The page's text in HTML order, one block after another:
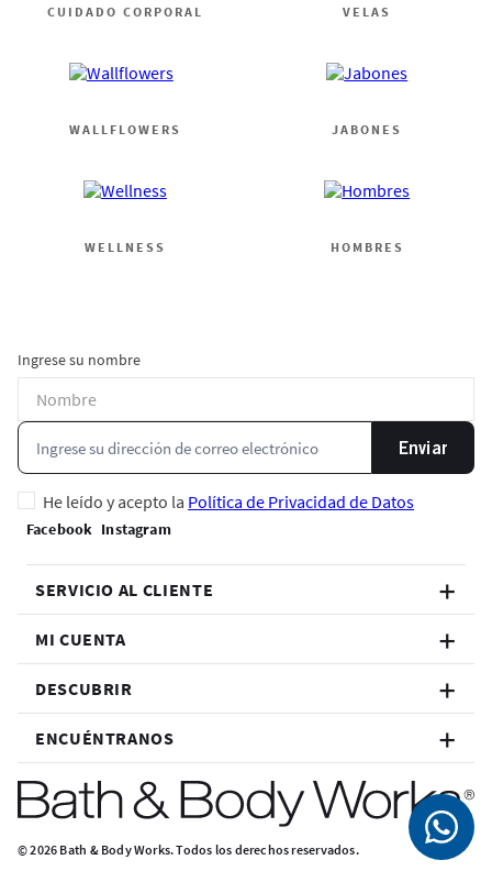
CUIDADO CORPORAL VELAS
WALLFLOWERS JABONES
WELLNESS HOMBRES
Ingrese su nombre
Enviar
He leído y acepto la Política de Privacidad de Datos
SERVICIO AL CLIENTE
MI CUENTA
DESCUBRIR
ENCUÉNTRANOS
© 2026 Bath & Body Works. Todos los derechos reservados.